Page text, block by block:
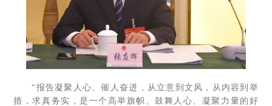
“报告凝聚人心、催人奋进，从立意到文风，从内容到举
措，求真务实，是一个高举旗帜、鼓舞人心、凝聚力量的好